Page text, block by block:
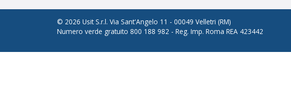
© 2026 Usit S.r.l. Via Sant'Angelo 11 - 00049 Velletri (RM)
Numero verde gratuito 800 188 982 - Reg. Imp. Roma REA 423442